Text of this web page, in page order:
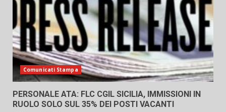
Comunicati Stampa
PERSONALE ATA: FLC CGIL SICILIA, IMMISSIONI IN
RUOLO SOLO SUL 35% DEI POSTI VACANTI